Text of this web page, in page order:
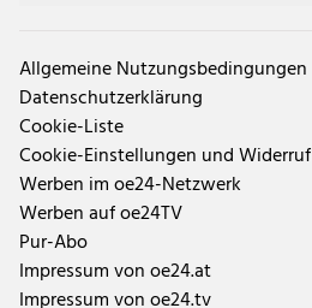
Allgemeine Nutzungsbedingungen
Datenschutzerklärung
Cookie-Liste
Cookie-Einstellungen und Widerruf
Werben im oe24-Netzwerk
Werben auf oe24TV
Pur-Abo
Impressum von oe24.at
Impressum von oe24.tv